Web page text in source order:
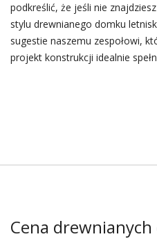
podkreślić, że jeśli nie
stylu drewnianego domku
sugestie naszemu zespołowi,
projekt konstrukcji idealnie
Cena